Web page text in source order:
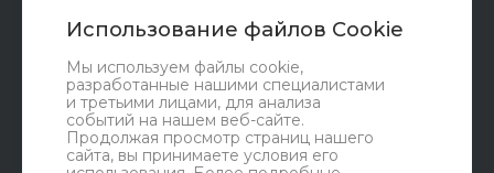
Использование файлов Cookie
Мы используем файлы cookie,
разработанные нашими специалистами
и третьими лицами, для анализа
событий на нашем веб-сайте.
Продолжая просмотр страниц нашего
сайта, вы принимаете условия его